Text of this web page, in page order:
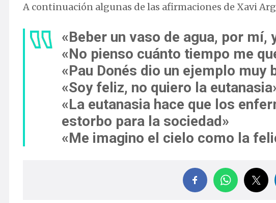
A continuación algunas de las afirmaciones de Xavi
«Beber un vaso de agua, por mí,
«No pienso cuánto tiempo me
«Pau Donés dio un ejemplo muy
«Soy feliz, no quiero la
«La eutanasia hace que los
estorbo para la sociedad»
«Me imagino el cielo como la